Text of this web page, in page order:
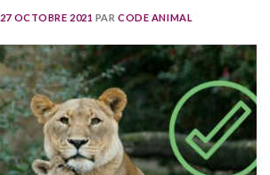
27 OCTOBRE 2021 PARCODE ANIMAL